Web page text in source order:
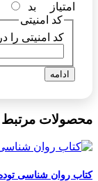
امتیاز بد
کد امنیتی
کد امنیتی را
ادامه
محصولات مرتبط
کتاب روان شناسی